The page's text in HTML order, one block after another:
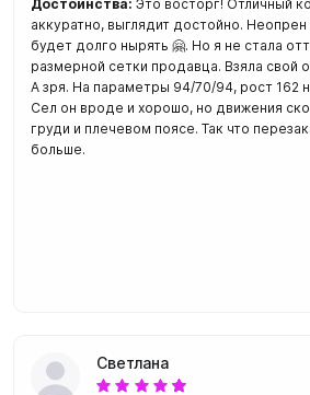
Достоинства: Это восторг! Отличный
аккуратно, выглядит достойно.
будет долго нырять 🤗. Но я не стала
размерной сетки продавца. Взяла свой
А зря. На параметры 94/70/94, рост 162
Сел он вроде и хорошо, но движения
груди и плечевом поясе. Так что
больше.
Светлана